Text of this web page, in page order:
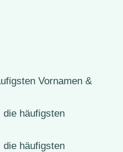
Vornamen &
die häufigsten
die häufigsten